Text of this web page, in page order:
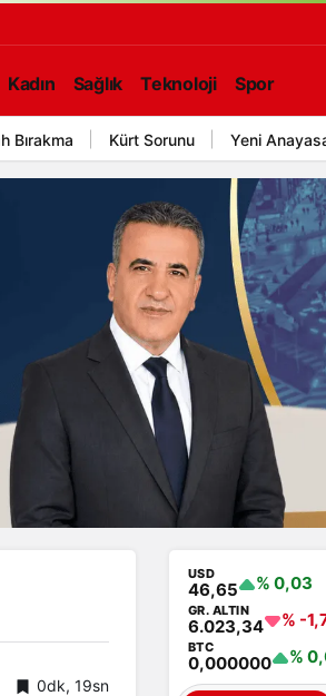
Kadın Sağlık Teknoloji Spor
Bırakma Kürt Sorunu Yeni
0dk, 19sn
USD
46,65 % 0,03
GR. ALTIN
6.023,34 % -
BTC
0,000000 %